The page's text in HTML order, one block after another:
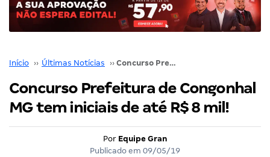
Início ›› Últimas Notícias ›› Concurso Prefeitura de Congonhal MG tem iniciais de até R$ 8 mil!
Concurso Prefeitura de Congonhal
MG tem iniciais de até R$ 8 mil!
Por Equipe Gran
Publicado em 09/05/19